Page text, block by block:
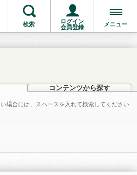
検索
ログイン
会員登録
メニュー
コンテンツから探す
場合には、スペースを入れて検索してください